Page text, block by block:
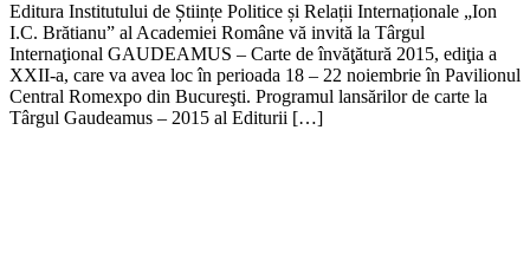
Editura Institutului de Științe Politice și Relații Internaționale „Ion
I.C. Brătianu” al Academiei Române vă invită la Târgul
Internaţional GAUDEAMUS – Carte de învăţătură 2015, ediţia a
XXII-a, care va avea loc în perioada 18 – 22 noiembrie în Pavilionul
Central Romexpo din Bucureşti. Programul lansărilor de carte la
Târgul Gaudeamus – 2015 al Editurii […]